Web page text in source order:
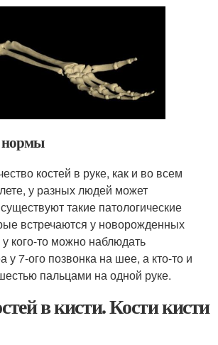
нормы
костей в руке, как и во всем
у разных людей может
такие патологические
встречаются у новорожденных
кого-то можно наблюдать
у 7-ого позвонка на шее, а кто-то и
пальцами на одной руке.
в кисти. Кости кисти